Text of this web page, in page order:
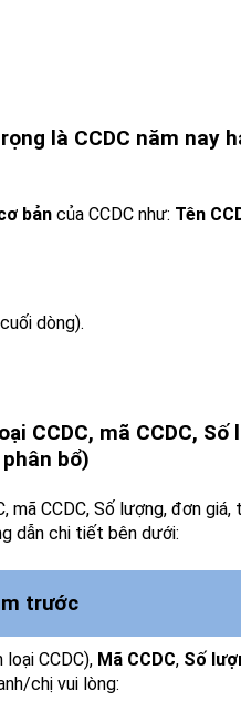
là CCDC năm nay
bản của CCDC như: Tên
dòng).
CCDC, mã CCDC,
bổ)
CCDC, Số lượng, đơn
dẫn chi tiết bên dưới:
trước
loại CCDC), Mã CCDC, Số
chị vui lòng: